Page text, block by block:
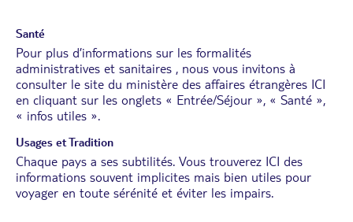
Santé
Pour plus d’informations sur les formalités
administratives et sanitaires , nous vous invitons à
consulter le site du ministère des affaires étrangères ICI
en cliquant sur les onglets « Entrée/Séjour », « Santé »,
« infos utiles ».
Usages et Tradition
Chaque pays a ses subtilités. Vous trouverez ICI des
informations souvent implicites mais bien utiles pour
voyager en toute sérénité et éviter les impairs.